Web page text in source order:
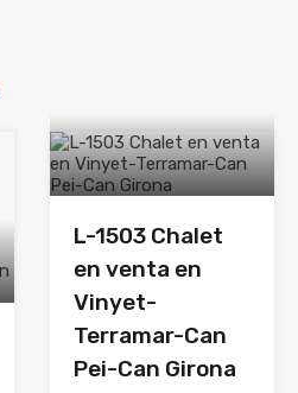
L-1503 Chalet
en venta en
Vinyet-
Terramar-Can
Pei-Can Girona